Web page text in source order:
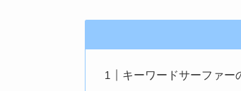
キーワードサーファー